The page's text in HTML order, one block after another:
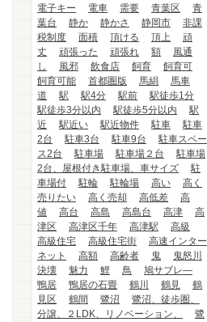
電子キー
電車 需要 青葉区
青
葉台
静か 静かさ 静岡市
非課
税制度
面積 頂ける 頂上
頑
丈
頑張った 頑張れ 額
風通
し
風邪 飲食店 飼育
飼育可
飼育可能
首都圏版 馬絹
馬車
道
駅 駅4分 駅前
駅徒歩1分
駅徒歩3分以内
駅徒歩5分以内
駅
近
駅近い 駅近物件 駐車
駐車
2台
駐車3台 駐車9台
駐車スペー
ス2台
駐車場 駐車場２台
駐車場
2台、屋根付き駐車場、車サイズ
駐
車場付
駐輪 駐輪場 高い
高く
売りたい
高く売却 高低差
高
値
高台 高島 高島台 高津
高
津区
高津区千年 高津駅
高級
高級住宅
高級住宅街
高速インター
ネット
高額 高齢者 鬼
鬼怒川
決壊
魅力 鯉 鳥
鳩サブレ―
鴨居
鴨居の石畳 鶴川 鶴見
鶴
見区
鶴間 鷺沼
鷺沼、徒歩圏、
分譲、２LDK、リノベーション、
鷺